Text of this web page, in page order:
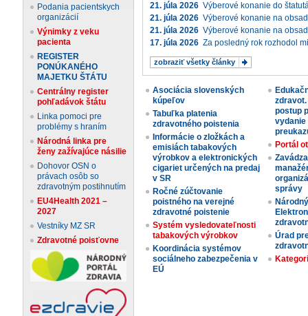
Podania pacientskych
organizácií
Výnimky z veku
pacienta
REGISTER
PONÚKANÉHO
MAJETKU ŠTÁTU
Centrálny register
pohľadávok štátu
Linka pomoci pre
problémy s hraním
Národná linka pre
ženy zažívajúce násilie
Dohovor OSN o
právach osôb so
zdravotným postihnutím
EU4Health 2021 –
2027
Vestníky MZ SR
Zdravotné poisťovne
21. júla 2026 Výberové konanie do
21. júla 2026 Výberové konanie na
21. júla 2026 Výberové konanie na
17. júla 2026 Za posledný rok rozhodol
zobraziť všetky články
Asociácia slovenských
kúpeľov
Tabuľka platenia
zdravotného poistenia
Informácie o zložkách a
emisiách tabakových
výrobkov a elektronických
cigariet určených na predaj
v SR
Ročné zúčtovanie
poistného na verejné
zdravotné poistenie
Systém vysledovateľnosti
tabakových výrobkov
Koordinácia systémov
sociálneho zabezpečenia v
EÚ
postup
vydanie
Portál
správy
Úrad